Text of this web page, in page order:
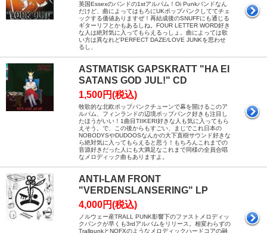
英国Essexのバンドの1stアルバム！Oi Punkバンドなん
だけど、曲によってはもろにUKポップパンクしててチェ
ックする価値ありますぜ！再結成後のSNUFFにも通じる
ギターリフとかもあるしね。FOUR LETTER WORD好き
な人は絶対気に入ってもらえるっしょ。曲によっては歌
い方は異なれどPERFECT DAZE/LOVE JUNKを思わせ
るし、
ASTMATISK GAPSKRATT "HA EI
SATANS GOD JUL!" CD
1,500円(税込)
牧歌的な北欧ポップパンクチューンで幕を開けるこのア
ルバム、フィンランドの辺境ポップパンク好きも注目し
たほうがいい！1曲目TIIKERI好きな人も気に入ってもら
えそう。で、この後からもすごい、まじでこれ日本の
NOBODYSやDUDOOSなんかの大下直樹サウンド好きな
ら絶対気に入ってもらえると思う！もちろんこれまでの
音源好きだった人にも大満足なこれまで同様の全員合唱
なメロディック曲もありますよ。
ANTI-LAM FRONT
"VERDENSLANSERING" LP
4,000円(税込)
ノルウェー産TRALL PUNK影響下のファストメロディッ
クパンクが早くも3rdアルバムをリリース。相変わらずの
TrallpunkとNOFXのようなメロディックハードコアの融